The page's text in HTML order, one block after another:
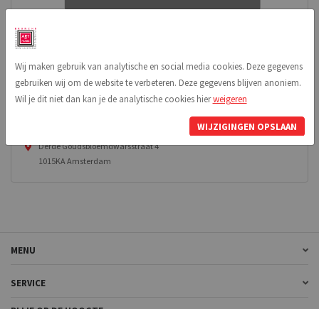
Informatie
Derde Goudsbloemdwarsstraat 4
1015KA Amsterdam
MENU
SERVICE
Wij maken gebruik van analytische en social media cookies. Deze gegevens
gebruiken wij om de website te verbeteren. Deze gegevens blijven anoniem.
Wil je dit niet dan kan je de analytische cookies hierweigeren
WIJZIGINGEN OPSLAAN